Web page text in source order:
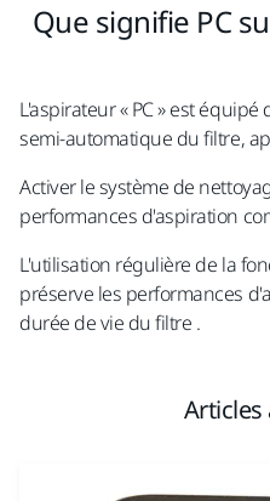
Que signifie PC
L'aspirateur « PC » est
semi-automatique du filtre,
Activer le système de
performances d'aspiration
L'utilisation régulière de la
préserve les performances
durée de vie du filtre .
Articles